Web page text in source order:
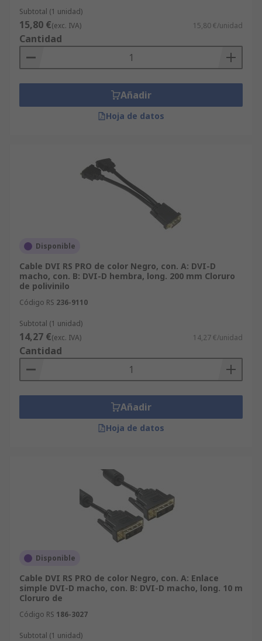
Subtotal (1 unidad)
15,80 €(exc. IVA) 15,80 €/unidad
Cantidad
Añadir
Hoja de datos
Disponible
Cable DVI RS PRO de color Negro, con. A: DVI-D
macho, con. B: DVI-D hembra, long. 200 mm Cloruro
de polivinilo
Código RS 236-9110
Subtotal (1 unidad)
14,27 €(exc. IVA) 14,27 €/unidad
Cantidad
Añadir
Hoja de datos
Disponible
Cable DVI RS PRO de color Negro, con. A: Enlace
simple DVI-D macho, con. B: DVI-D macho, long. 10 m
Cloruro de
Código RS 186-3027
Subtotal (1 unidad)